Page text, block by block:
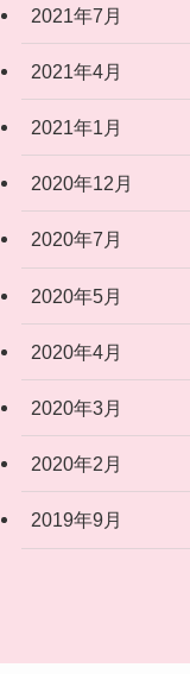
2021年7月
2021年4月
2021年1月
2020年12月
2020年7月
2020年5月
2020年4月
2020年3月
2020年2月
2019年9月